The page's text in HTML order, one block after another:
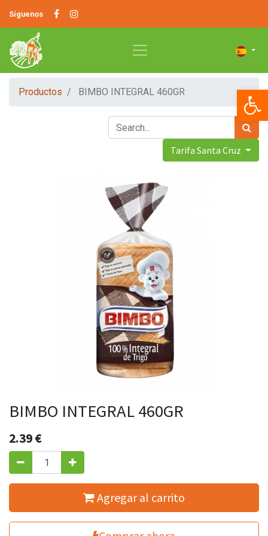
Síguenos
Productos BIMBO INTEGRAL 460GR
Tarifa Santa Cruz
BIMBO INTEGRAL 460GR
2.39€
Agregar al carrito